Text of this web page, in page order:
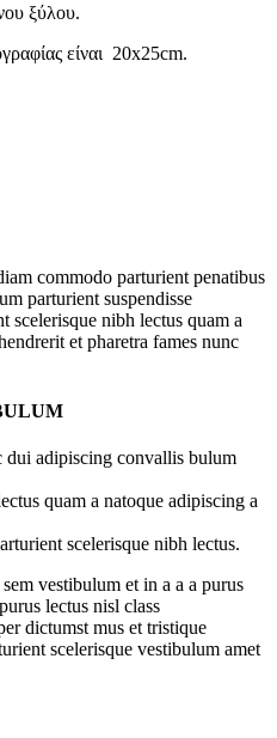
ξύλου.
είναι 20x25cm.
commodo parturient penatibus
parturient suspendisse
scelerisque nibh lectus quam a
et pharetra fames nunc
dui adipiscing convallis bulum
quam a natoque adipiscing a
scelerisque nibh lectus.
vestibulum et in a a a purus
lectus nisl class
dictumst mus et tristique
scelerisque vestibulum amet